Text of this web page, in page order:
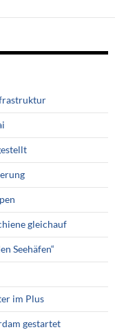
gleichauf
Seehäfen“
im Plus
gestartet